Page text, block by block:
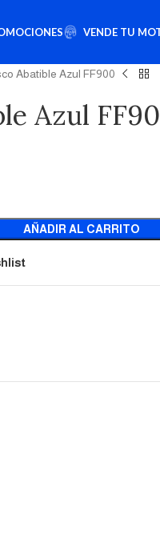
VENDE TU
Abatible Azul FF900
Azul
AÑADIR AL CARRITO